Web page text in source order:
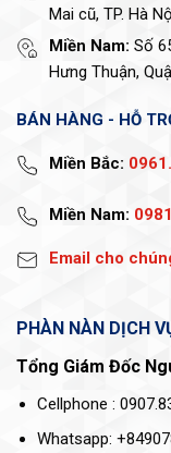
Mai cũ, TP. Hà
Miền Nam: Số
Hưng Thuận,
BÁN HÀNG - HỖ
Miền Bắc:
Miền Nam:
Email cho
PHÀN NÀN DỊCH
Tổng Giám Đốc
Cellphone :
Whatsapp: